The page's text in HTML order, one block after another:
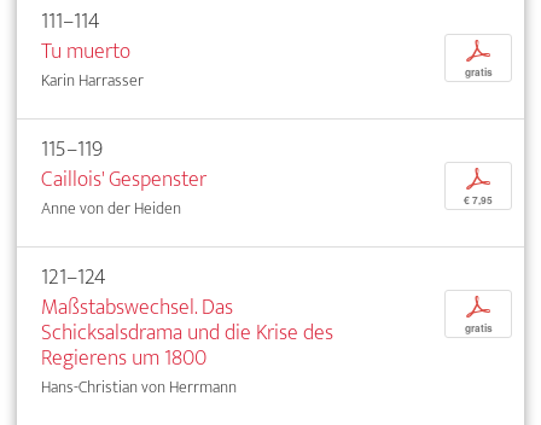
111–114
Tu muerto
Karin Harrasser
p
gratis
115–119
Caillois' Gespenster
Anne von der Heiden
p
€ 7,95
121–124
Maßstabswechsel. Das
Schicksalsdrama und die Krise des
Regierens um 1800
Hans-Christian von Herrmann
p
gratis